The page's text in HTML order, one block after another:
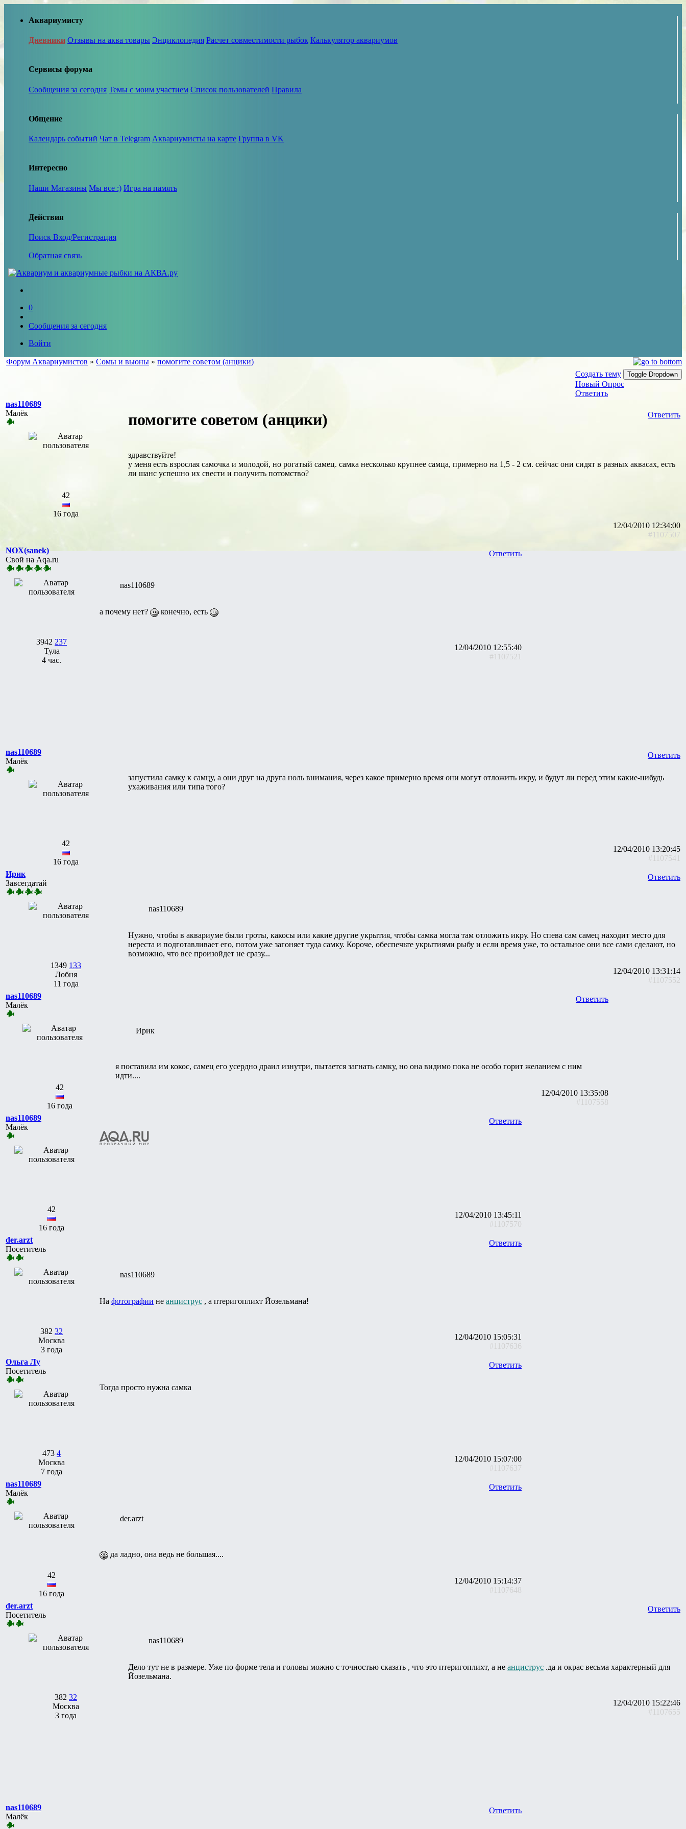
Аквариумисту
Дневники Отзывы на аква товары Энциклопедия Расчет совместимости рыбок Калькулятор аквариумов
Сервисы форума
Сообщения за сегодня Темы с моим участием Список пользователей Правила
Общение
Календарь событий Чат в Telegram Аквариумисты на карте Группа в VK
Интересно
Наши Магазины Мы все :) Игра на память
Действия
Поиск Вход/Регистрация
Обратная связь
0
Сообщения за сегодня
Войти
Форум Аквариумистов » Сомы и вьюны » помогите советом (анцики)
Создать тему
Toggle Dropdown
Новый Опрос
Ответить
nas110689
Малёк
42
16 года
Ответить
помогите советом (анцики)
здравствуйте!
у меня есть взрослая самочка и молодой, но рогатый самец. самка несколько крупнее самца, примерно на 1,5 - 2 см. сейчас они сидят в разных аквасах, есть
ли шанс успешно их свести и получить потомство?
12/04/2010 12:34:00
#1107507
NOX(sanek)
Свой на Aqa.ru
3942 237
Тула
4 час.
Ответить
nas110689
а почему нет? конечно, есть
12/04/2010 12:55:40
#1107521
nas110689
Малёк
42
16 года
Ответить
запустила самку к самцу, а они друг на друга ноль внимания, через какое примерно время они могут отложить икру, и будут ли перед этим какие-нибудь
ухаживания или типа того?
12/04/2010 13:20:45
#1107541
Ирик
Завсегдатай
1349 133
Лобня
11 года
Ответить
nas110689
Нужно, чтобы в аквариуме были гроты, какосы или какие другие укрытия, чтобы самка могла там отложить икру. Но спева сам самец находит место для
нереста и подготавливает его, потом уже загоняет туда самку. Короче, обеспечьте укрытиями рыбу и если время уже, то остальное они все сами сделают, но
возможно, что все произойдет не сразу...
12/04/2010 13:31:14
#1107552
nas110689
Малёк
42
16 года
Ответить
Ирик
я поставила им кокос, самец его усердно драил изнутри, пытается загнать самку, но она видимо пока не особо горит желанием с ним
идти....
12/04/2010 13:35:08
#1107558
nas110689
Малёк
42
16 года
Ответить
12/04/2010 13:45:11
#1107570
der.arzt
Посетитель
382 32
Москва
3 года
Ответить
nas110689
На фотографии не анциструс , а птеригоплихт Йозельмана!
12/04/2010 15:05:31
#1107636
Ольга Лу
Посетитель
473 4
Москва
7 года
Ответить
Тогда просто нужна самка
12/04/2010 15:07:00
#1107637
nas110689
Малёк
42
16 года
Ответить
der.arzt
да ладно, она ведь не большая....
12/04/2010 15:14:37
#1107648
der.arzt
Посетитель
382 32
Москва
3 года
Ответить
nas110689
Дело тут не в размере. Уже по форме тела и головы можно с точностью сказать , что это птеригоплихт, а не анциструс .да и окрас весьма характерный для
Йозельмана.
12/04/2010 15:22:46
#1107655
nas110689
Малёк
Ответить